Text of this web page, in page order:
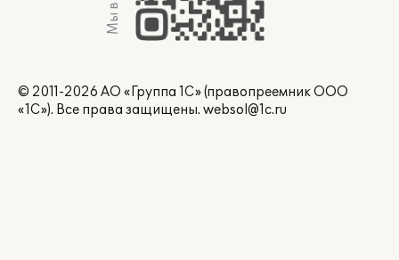
© 2011-2026 АО «Группа 1С» (правопреемник ООО
«1С»). Все права защищены. websol@1c.ru